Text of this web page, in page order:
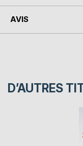
AVIS
D’AUTRES